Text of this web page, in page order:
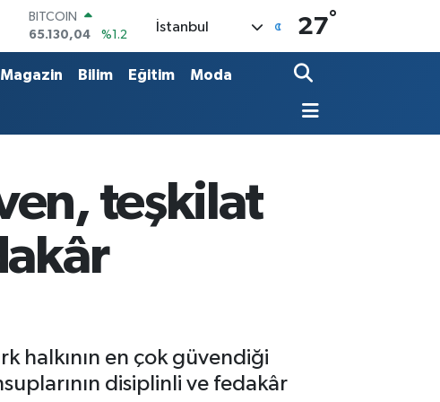
DOLAR
47,7106
%0.17
EURO
55,1652
%0.27
BITCOIN
65.130,04
%1.2
İstanbul 27°
Magazin Bilim Eğitim Moda
teşkilat
halkının en çok güvendiği
disiplinli ve fedakâr